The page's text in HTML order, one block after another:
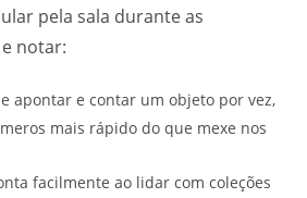
pela sala durante as
notar:
apontar e contar um objeto por vez,
mais rápido do que mexe nos
facilmente ao lidar com coleções